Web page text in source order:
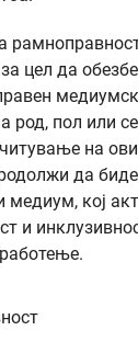
цел да
род, пол или
на
да
медиум, кој
и